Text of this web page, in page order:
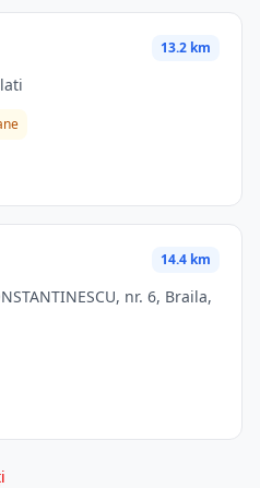
13.2 km
14.4 km